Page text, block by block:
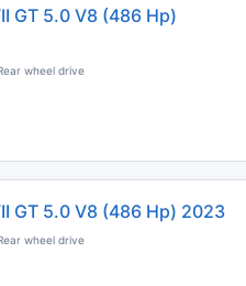
GT 5.0 V8 (486 Hp)
wheel drive
GT 5.0 V8 (486 Hp) 2023
wheel drive